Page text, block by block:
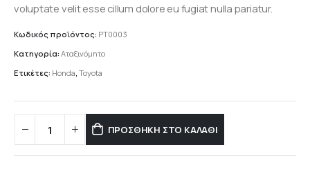
voluptate velit esse cillum dolore eu fugiat nulla pariatur.
Κωδικός προϊόντος: PT0003
Κατηγορία: Αταξινόμητο
Ετικέτες: Honda Toyota
ΠΡΟΣΘΉΚΗ ΣΤΟ ΚΑΛΆΘΙ